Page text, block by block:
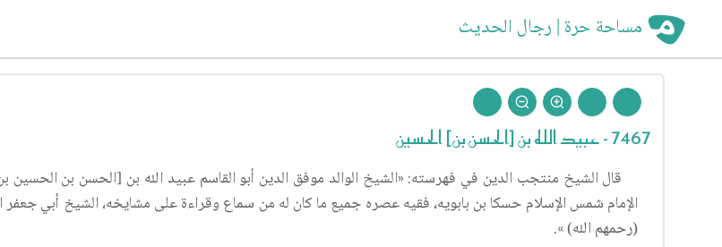
مساحة حرة | رجال الحديث
7467 - عبيد الله بن [الحسن بن] الحسين
قال الشيخ منتجب الدين في فهرسته: «الشيخ الوالد موفق الدين أبو القاسم عبيد الله بن [الحسن بن الحسين بن
الإمام شمس الإسلام حسكا بن بابويه، فقيه عصره جميع ما كان له من سماع وقراءة على مشايخه، الشيخ أبي جعفر
(رحمهم الله) ».